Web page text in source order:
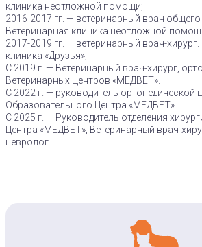
клиника неотложной помощи;
2016-2017 гг. — ветеринарный врач
Ветеринарная клиника неотложной
2017-2019 гг. — ветеринарный врач-
клиника «Друзья»;
С 2019 г. — Ветеринарный врач-хирург,
Ветеринарных Центров «МЕДВЕТ».
С 2022 г. — руководитель ортопедической
Образовательного Центра «МЕДВЕТ».
С 2025 г. — Руководитель отделения
Центра «МЕДВЕТ», Ветеринарный врач-
невролог.